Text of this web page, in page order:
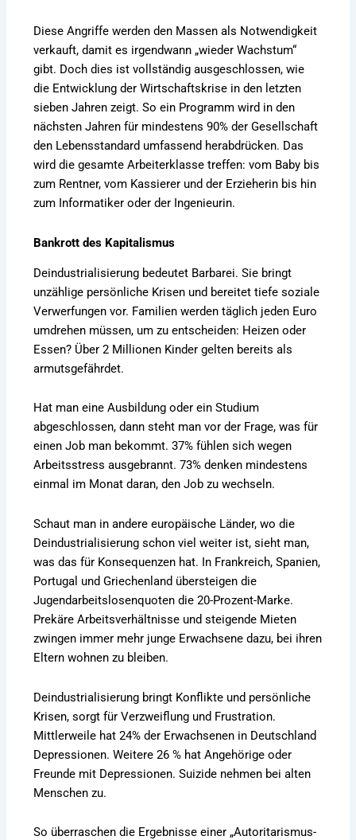
Diese Angriffe werden den Massen als Notwendigkeit
verkauft, damit es irgendwann „wieder Wachstum“
gibt. Doch dies ist vollständig ausgeschlossen, wie
die Entwicklung der Wirtschaftskrise in den letzten
sieben Jahren zeigt. So ein Programm wird in den
nächsten Jahren für mindestens 90% der Gesellschaft
den Lebensstandard umfassend herabdrücken. Das
wird die gesamte Arbeiterklasse treffen: vom Baby bis
zum Rentner, vom Kassierer und der Erzieherin bis hin
zum Informatiker oder der Ingenieurin.
Bankrott des Kapitalismus
Deindustrialisierung bedeutet Barbarei. Sie bringt
unzählige persönliche Krisen und bereitet tiefe soziale
Verwerfungen vor. Familien werden täglich jeden Euro
umdrehen müssen, um zu entscheiden: Heizen oder
Essen? Über 2 Millionen Kinder gelten bereits als
armutsgefährdet.
Hat man eine Ausbildung oder ein Studium
abgeschlossen, dann steht man vor der Frage, was für
einen Job man bekommt. 37% fühlen sich wegen
Arbeitsstress ausgebrannt. 73% denken mindestens
einmal im Monat daran, den Job zu wechseln.
Schaut man in andere europäische Länder, wo die
Deindustrialisierung schon viel weiter ist, sieht man,
was das für Konsequenzen hat. In Frankreich, Spanien,
Portugal und Griechenland übersteigen die
Jugendarbeitslosenquoten die 20-Prozent-Marke.
Prekäre Arbeitsverhältnisse und steigende Mieten
zwingen immer mehr junge Erwachsene dazu, bei ihren
Eltern wohnen zu bleiben.
Deindustrialisierung bringt Konflikte und persönliche
Krisen, sorgt für Verzweiflung und Frustration.
Mittlerweile hat 24% der Erwachsenen in Deutschland
Depressionen. Weitere 26 % hat Angehörige oder
Freunde mit Depressionen. Suizide nehmen bei alten
Menschen zu.
So überraschen die Ergebnisse einer „Autoritarismus-